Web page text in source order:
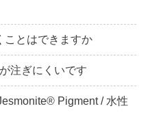
ことはできますか
注ぎにくいです
Pigment / 水性